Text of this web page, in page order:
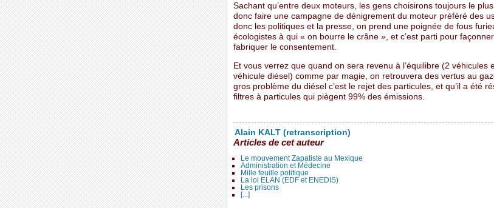
Sachant qu’entre deux moteurs, les gens choisirons toujours le
donc faire une campagne de dénigrement du moteur préféré des
donc les politiques et la presse, on prend une poignée de fous
écologistes à qui « on bourre le crâne », et c’est parti pour
fabriquer le consentement.
Et vous verrez que quand on sera revenu à l’équilibre (2 véhicules
véhicule diésel) comme par magie, on retrouvera des vertus au
gros problème du diésel c’est le rejet des particules, et qu’il a été
filtres à particules qui piègent 99% des émissions.
Alain KALT (retranscription)
Articles de cet auteur
Le mouvement Zapatiste au Mexique
Administration et Médecine
Mille feuille politique
La loi ELAN (EDF et ENEDIS)
Les prisons
[...]